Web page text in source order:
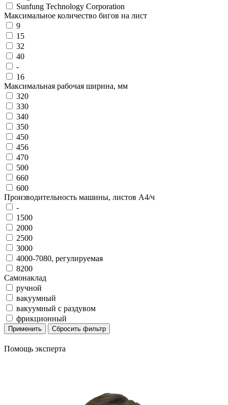
Sunfung Technology Corporation
Максимальное количество бигов на лист
9
15
32
40
-
16
Максимальная рабочая ширина, мм
320
330
340
350
450
456
470
500
660
600
Производительность машины, листов А4/ч
-
1500
2000
2500
3000
4000-7080, регулируемая
8200
Самонаклад
ручной
вакуумный
вакуумный с раздувом
фрикционный
Помощь эксперта